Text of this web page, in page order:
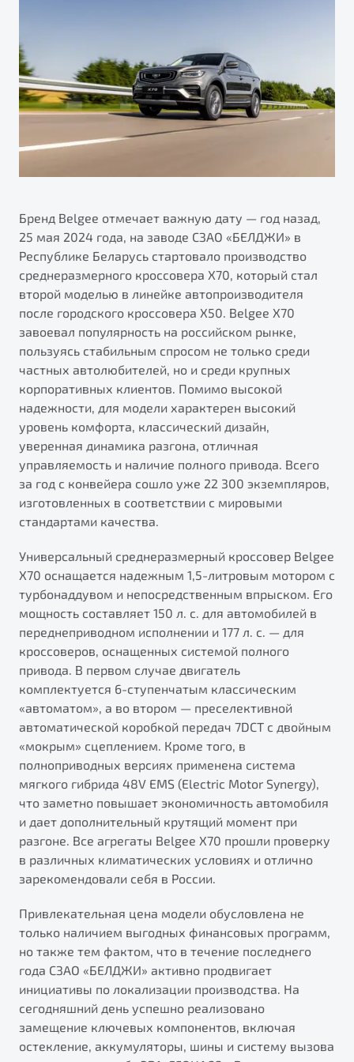
Яркий кроссовер
от 2 219 990 ₽*
S50
Элегантный и практичный седан
от 1 699 990 ₽*
Обзор В наличии
X70
Универсальный кроссовер
от 2 499 990 ₽*
Обзор В наличии
Трейд-ин
Страхование
Расчет КАСКО
Узнайте о специальных выгодах при покупке
автомобиля Belgee
Подробно
Автомобили в наличии
Тест-драйв
Автокредит
Спецпредложения
Гарантия Belgee
Belgee Линк
Belgee Клуб
Помощь на дорогах
Будьте еще более уверены на дорогах с программой
"Помощь на дорогах"
Преимущества программы
Запись на сервис
Калькулятор ТО
Клиентская поддержка
Правовая информация
Бренд Belgee отмечает важную дату — год назад,
25 мая 2024 года, на заводе СЗАО «БЕЛДЖИ» в
Республике Беларусь стартовало производство
среднеразмерного кроссовера Х70, который стал
второй моделью в линейке автопроизводителя
после городского кроссовера X50. Belgee X70
завоевал популярность на российском рынке,
пользуясь стабильным спросом не только среди
частных автолюбителей, но и среди крупных
корпоративных клиентов. Помимо высокой
надежности, для модели характерен высокий
уровень комфорта, классический дизайн,
уверенная динамика разгона, отличная
управляемость и наличие полного привода. Всего
за год с конвейера сошло уже 22 300 экземпляров,
изготовленных в соответствии с мировыми
стандартами качества.
Универсальный среднеразмерный кроссовер Belgee
X70 оснащается надежным 1,5-литровым мотором с
турбонаддувом и непосредственным впрыском. Его
мощность составляет 150 л. с. для автомобилей в
переднеприводном исполнении и 177 л. с. — для
кроссоверов, оснащенных системой полного
привода. В первом случае двигатель
комплектуется 6-ступенчатым классическим
«автоматом», а во втором — преселективной
автоматической коробкой передач 7DCT с двойным
«мокрым» сцеплением. Кроме того, в
полноприводных версиях применена система
мягкого гибрида 48V EMS (Electric Motor Synergy),
что заметно повышает экономичность автомобиля
и дает дополнительный крутящий момент при
разгоне. Все агрегаты Belgee X70 прошли проверку
в различных климатических условиях и отлично
зарекомендовали себя в России.
Привлекательная цена модели обусловлена не
только наличием выгодных финансовых программ,
но также тем фактом, что в течение последнего
года СЗАО «БЕЛДЖИ» активно продвигает
инициативы по локализации производства. На
сегодняшний день успешно реализовано
замещение ключевых компонентов, включая
остекление, аккумуляторы, шины и систему вызова